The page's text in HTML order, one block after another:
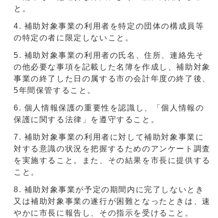
と。
補助対象事業の利用者を特定の団体の構成員等
の特定の者に限定しないこと。
補助対象事業の利用者の氏名、住所、連絡先そ
の他必要な事項を記載した名簿を作成し、補助対象
事業の終了した日の属する市の会計年度の終了後、
5年間保管すること。
個人情報保護の重要性を認識し、「個人情報の
保護に関する法律」を遵守すること。
補助対象事業の利用者に対して補助対象事業に
対する意識の状況を把握するためのアンケート調査
を実施すること。また、その結果を市長に提供する
こと。
補助対象事業が予定の期間内に完了しないとき
又は補助対象事業の遂行が困難となったときは、速
やかに市長に報告し、その指示を受けること。